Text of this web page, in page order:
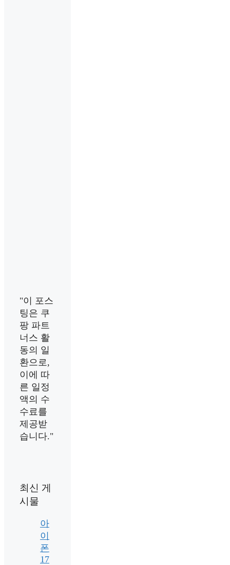
"이 포스
팅은 쿠
팡 파트
너스 활
동의 일
환으로,
이에 따
른 일정
액의 수
수료를
제공받
습니다."
최신 게
시물
아
이
폰
17